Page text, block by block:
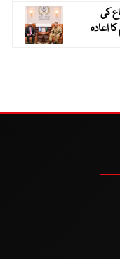
کی
اعادہ